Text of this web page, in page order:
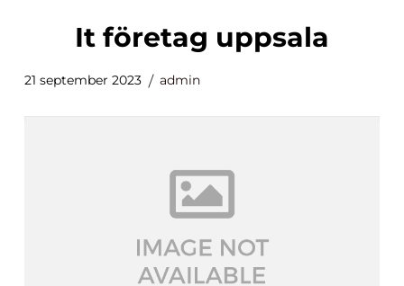
it företag uppsala
21 september 2023 admin